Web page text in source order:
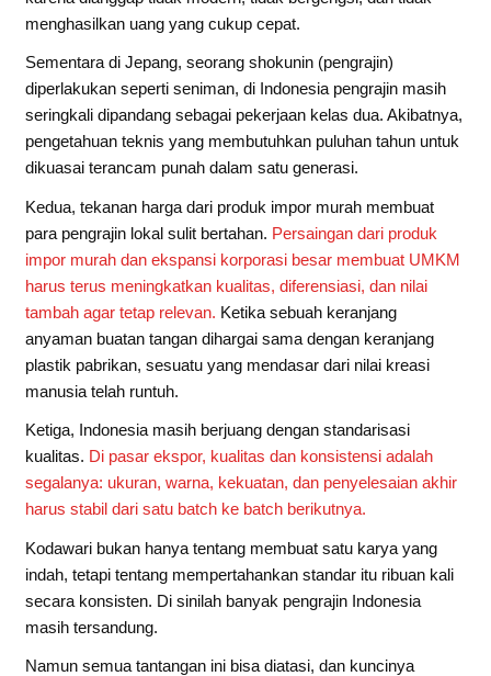
menghasilkan uang yang cukup cepat.
Sementara di Jepang, seorang shokunin (pengrajin)
diperlakukan seperti seniman, di Indonesia pengrajin masih
seringkali dipandang sebagai pekerjaan kelas dua. Akibatnya,
pengetahuan teknis yang membutuhkan puluhan tahun untuk
dikuasai terancam punah dalam satu generasi.
Kedua, tekanan harga dari produk impor murah membuat
para pengrajin lokal sulit bertahan. Persaingan dari produk
impor murah dan ekspansi korporasi besar membuat UMKM
harus terus meningkatkan kualitas, diferensiasi, dan nilai
tambah agar tetap relevan. Ketika sebuah keranjang
anyaman buatan tangan dihargai sama dengan keranjang
plastik pabrikan, sesuatu yang mendasar dari nilai kreasi
manusia telah runtuh.
Ketiga, Indonesia masih berjuang dengan standarisasi
kualitas. Di pasar ekspor, kualitas dan konsistensi adalah
segalanya: ukuran, warna, kekuatan, dan penyelesaian akhir
harus stabil dari satu batch ke batch berikutnya.
Kodawari bukan hanya tentang membuat satu karya yang
indah, tetapi tentang mempertahankan standar itu ribuan kali
secara konsisten. Di sinilah banyak pengrajin Indonesia
masih tersandung.
Namun semua tantangan ini bisa diatasi, dan kuncinya